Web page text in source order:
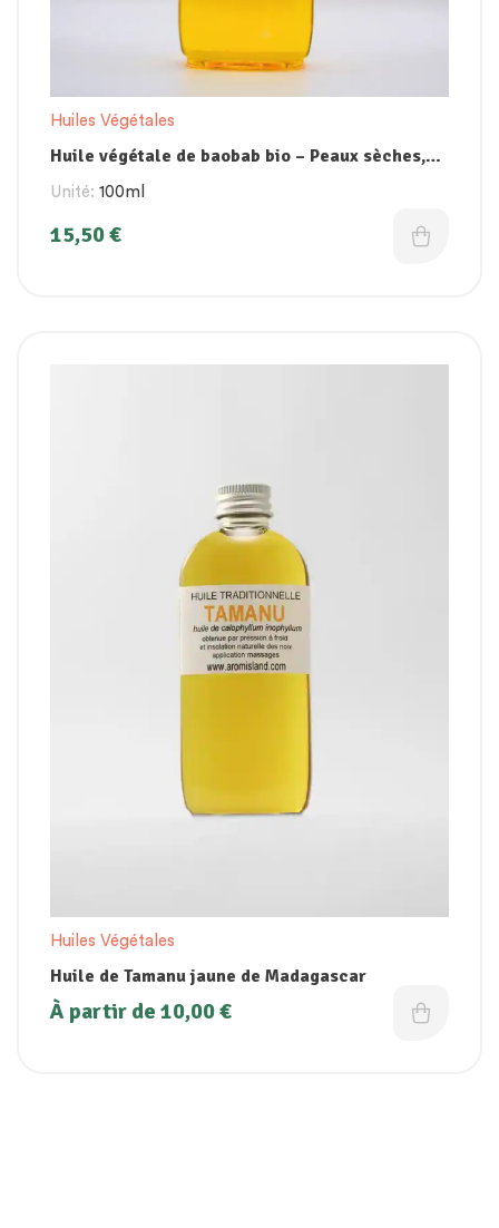
Huiles Végétales
Huile végétale de baobab bio – Peaux sèches,
coups de soleil et cheveux abîmés
Unité: 100ml
15,50€
Huiles Végétales
Huile de Tamanu jaune de Madagascar
À partir de 10,00€